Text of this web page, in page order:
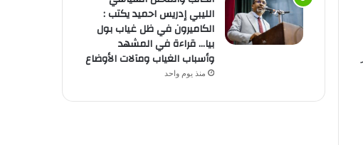
الليبي إدريس احميد يكتب :
الكاميرون في ظل غياب بول
بيا… قراءة في المشهد
وأسباب الغياب ومآلات الأوضاع
منذ يوم واحد